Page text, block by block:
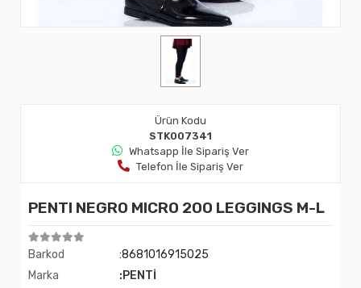
Ürün Kodu
STK007341
Whatsapp İle Sipariş Ver
Telefon İle Sipariş Ver
PENTI NEGRO MICRO 200 LEGGINGS M-L
Barkod
:8681016915025
Marka
:PENTİ